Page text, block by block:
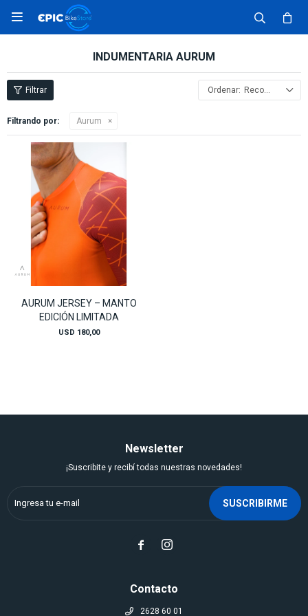

INDUMENTARIA AURUM
Recomendados
Filtrando por: Aurum
AURUM JERSEY – MANTO
EDICIÓN LIMITADA
USD 180,00
Contacto
2628 60 01
Newsletter
¡Suscribite y recibí todas nuestras novedades!
SUSCRIBIRME
 